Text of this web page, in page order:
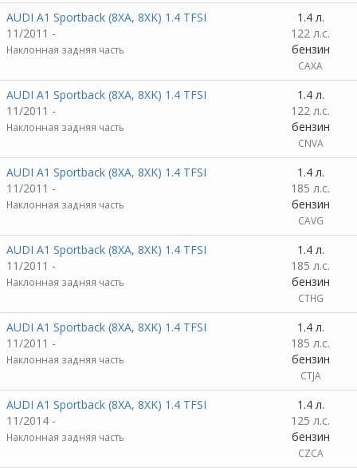
AUDI A1 Sportback (8XA, 8XK) 1.4 TFSI
11/2011 -
Наклонная задняя часть
1.4 л.
122 л.с.
бензин
CAXA
AUDI A1 Sportback (8XA, 8XK) 1.4 TFSI
11/2011 -
Наклонная задняя часть
1.4 л.
122 л.с.
бензин
CNVA
AUDI A1 Sportback (8XA, 8XK) 1.4 TFSI
11/2011 -
Наклонная задняя часть
1.4 л.
185 л.с.
бензин
CAVG
AUDI A1 Sportback (8XA, 8XK) 1.4 TFSI
11/2011 -
Наклонная задняя часть
1.4 л.
185 л.с.
бензин
CTHG
AUDI A1 Sportback (8XA, 8XK) 1.4 TFSI
11/2011 -
Наклонная задняя часть
1.4 л.
185 л.с.
бензин
CTJA
AUDI A1 Sportback (8XA, 8XK) 1.4 TFSI
11/2014 -
Наклонная задняя часть
1.4 л.
125 л.с.
бензин
CZCA